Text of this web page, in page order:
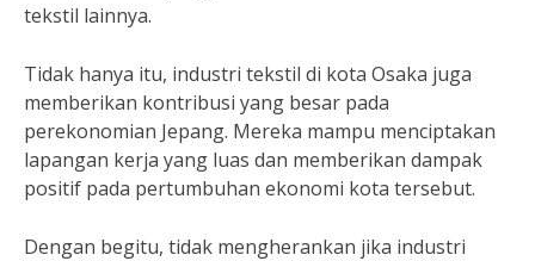
tekstil lainnya.
Tidak hanya itu, industri tekstil di kota Osaka juga
memberikan kontribusi yang besar pada
perekonomian Jepang. Mereka mampu menciptakan
lapangan kerja yang luas dan memberikan dampak
positif pada pertumbuhan ekonomi kota tersebut.
Dengan begitu, tidak mengherankan jika industri